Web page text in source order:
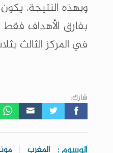
بفارق الأهداف
في المركز الثالث
شارك: